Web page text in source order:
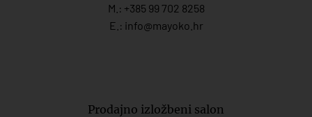
M.: +385 99 702 8258
E.: info@mayoko. hr
Prodajno izložbeni salon